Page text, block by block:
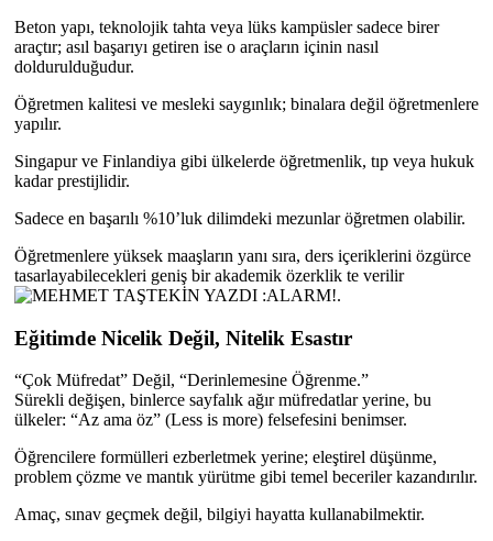
​Beton yapı, teknolojik tahta veya lüks kampüsler sadece birer
araçtır; asıl başarıyı getiren ise o araçların içinin nasıl
doldurulduğudur.
Öğretmen kalitesi ve mesleki saygınlık; binalara değil öğretmenlere
yapılır.
Singapur ve Finlandiya gibi ülkelerde öğretmenlik, tıp veya hukuk
kadar prestijlidir.
Sadece en başarılı %10’luk dilimdeki mezunlar öğretmen olabilir.
​Öğretmenlere yüksek maaşların yanı sıra, ders içeriklerini özgürce
tasarlayabilecekleri geniş bir akademik özerklik te verilir
.
Eğitimde Nicelik Değil, Nitelik Esastır
“Çok Müfredat” Değil, “Derinlemesine Öğrenme.”
​Sürekli değişen, binlerce sayfalık ağır müfredatlar yerine, bu
ülkeler: “Az ama öz” (Less is more) felsefesini benimser.
​Öğrencilere formülleri ezberletmek yerine; eleştirel düşünme,
problem çözme ve mantık yürütme gibi temel beceriler kazandırılır.
​Amaç, sınav geçmek değil, bilgiyi hayatta kullanabilmektir.